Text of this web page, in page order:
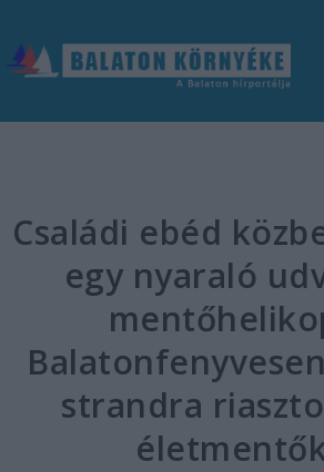
Családi ebéd
egy nyaraló
strandra